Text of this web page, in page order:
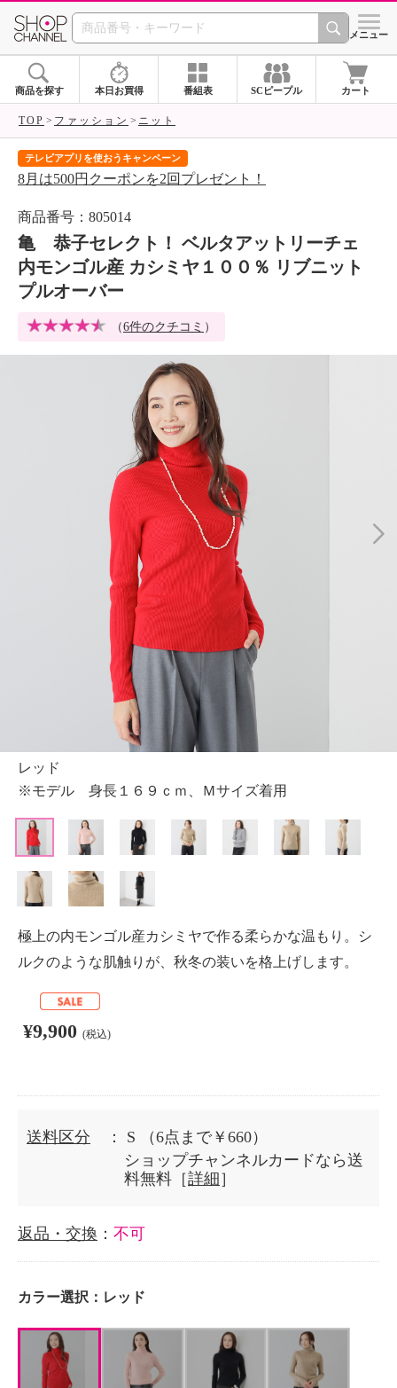
SHOP CHANNEL シメニュー
商品を探す 本日お買得 番組表 SCピープル カート
TOP ファッション ニット
テレビアプリを使おうキャンペーン
8月は500円クーポンを2回プレゼント！
商品番号：805014
亀 恭子セレクト！ ベルタアットリーチェ
内モンゴル産 カシミヤ１００％ リブニット
プルオーバー
（6件のクチコミ ）
レッド
※モデル 身長１６９ｃｍ、Ｍサイズ着用
極上の内モンゴル産カシミヤで作る柔らかな温もり。シ
ルクのような肌触りが、秋冬の装いを格上げします。
¥9,900 (税込)
送料区分 ： S
（6点まで￥660）
ショップチャンネルカードなら送
料無料［詳細 ］
返品・交換 ： 不可
カラー選択： レッド